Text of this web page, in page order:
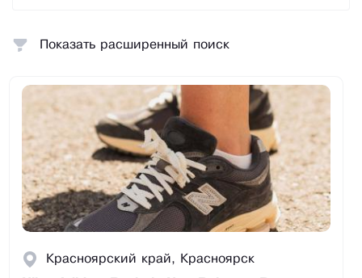
Красноярский край, Красноярск
Показать расширенный поиск